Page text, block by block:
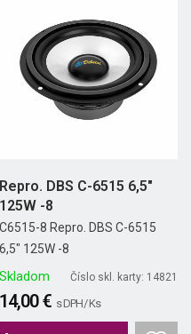
Repro. DBS C-6515 6,5"
125W -8
C6515-8 Repro. DBS C-6515
6,5" 125W -8
Skladom Číslo skl. karty: 14821
14,00 € s DPH/ Ks